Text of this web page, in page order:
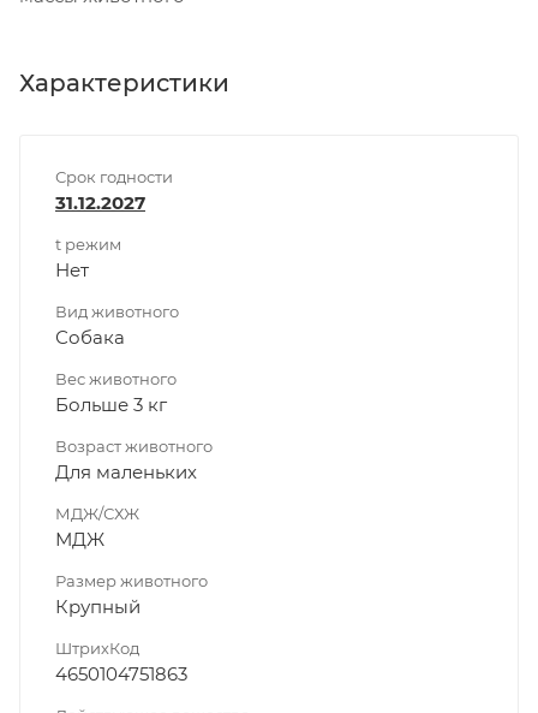
Характеристики
Срок годности
31.12.2027
t режим
Нет
Вид животного
Собака
Вес животного
Больше 3 кг
Возраст животного
Для маленьких
МДЖ/СХЖ
МДЖ
Размер животного
Крупный
ШтрихКод
4650104751863